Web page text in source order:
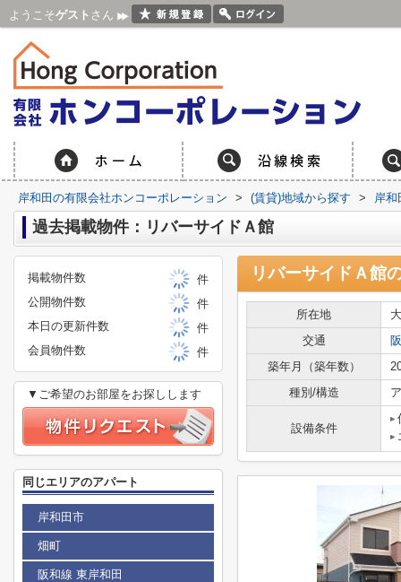
ようこそゲスト さん
岸和田の有限会社ホンコーポレーション > (賃貸)地域から探す > 岸和
過去掲載物件：リバーサイドＡ館
リバーサイドＡ館
所在地
交通
築年月（築年数）
種別/構造
設備条件
掲載物件数
件
公開物件数
件
本日の更新件数
件
会員物件数
件
▼ご希望のお部屋をお探しします
同じエリアのアパート
岸和田市
畑町
阪和線 東岸和田